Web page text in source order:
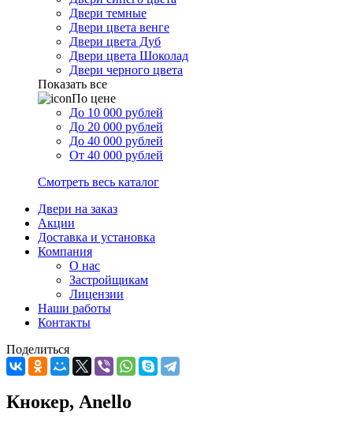
Двери темные
Двери цвета венге
Двери цвета Дуб
Двери цвета Шоколад
Двери черного цвета
Показать все
По цене
До 10 000 рублей
До 20 000 рублей
До 40 000 рублей
От 40 000 рублей
Смотреть весь каталог
Двери на заказ
Акции
Доставка и установка
Компания
О нас
Застройщикам
Лицензии
Наши работы
Контакты
Поделиться
Кнокер, Anello